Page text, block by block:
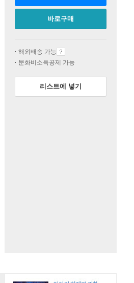
바로구매
해외배송 가능
문화비소득공제 가능
리스트에 넣기